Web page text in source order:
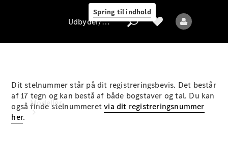
Spring til indhold
Udbyder/databeskyttelse
Modeller
Udbyder/databeskyttelse
Dit stelnummer står på dit registreringsbevis. Det består
af 17 tegn og kan bestå af både bogstaver og tal. Du kan
også finde stelnummeretvia dit registreringsnummer
her.